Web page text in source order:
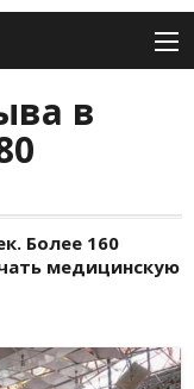
в
Более 160
медицинскую